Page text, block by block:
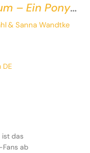
– Ein Pony
& Sanna Wandtke
DE
ist das
ab